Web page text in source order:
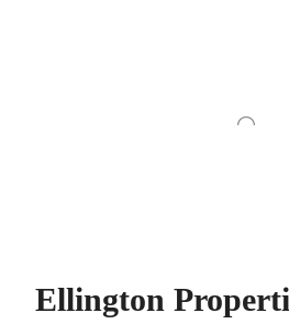
Ellington